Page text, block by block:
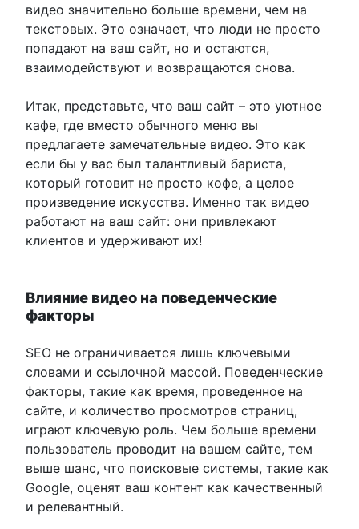
видео значительно больше времени, чем на
текстовых. Это означает, что люди не просто
попадают на ваш сайт, но и остаются,
взаимодействуют и возвращаются снова.
Итак, представьте, что ваш сайт – это уютное
кафе, где вместо обычного меню вы
предлагаете замечательные видео. Это как
если бы у вас был талантливый бариста,
который готовит не просто кофе, а целое
произведение искусства. Именно так видео
работают на ваш сайт: они привлекают
клиентов и удерживают их!
Влияние видео на поведенческие
факторы
SEO не ограничивается лишь ключевыми
словами и ссылочной массой. Поведенческие
факторы, такие как время, проведенное на
сайте, и количество просмотров страниц,
играют ключевую роль. Чем больше времени
пользователь проводит на вашем сайте, тем
выше шанс, что поисковые системы, такие как
Google, оценят ваш контент как качественный
и релевантный.